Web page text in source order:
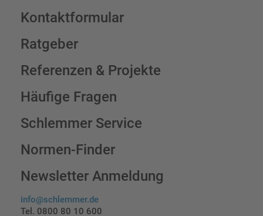
Kontaktformular
Ratgeber
Referenzen & Projekte
Häufige Fragen
Schlemmer Service
Normen-Finder
Newsletter Anmeldung
info@schlemmer.de
Tel. 0800 80 10 600